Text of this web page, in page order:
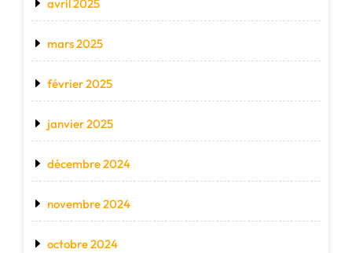
avril 2025
mars 2025
février 2025
janvier 2025
décembre 2024
novembre 2024
octobre 2024